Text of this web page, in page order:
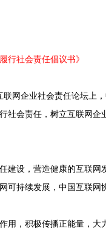
行社会责任倡议书》
网企业社会责任论坛上
社会责任，树立互联网
设，营造健康的互联网
可持续发展，中国互联网
用，积极传播正能量，大